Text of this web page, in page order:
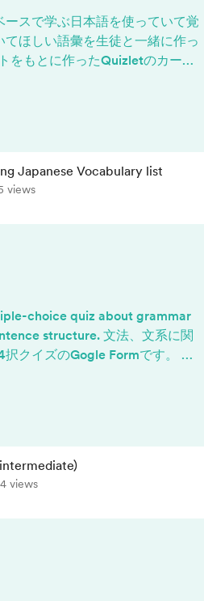
ースで学ぶ日本語を使っていて覚
てほしい語彙を生徒と一緒に作っ
をもとに作ったQuizletのカード
Japanese Vocabulary list
views
choice quiz about grammar
structure. 文法、文系に関
択クイズのGogle Formです。 学
views